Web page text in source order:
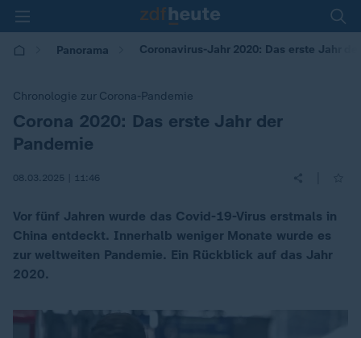
Panorama Coronavirus-Jahr 2020: Das erste Jahr
Chronologie zur Corona-Pandemie
:
Corona 2020: Das erste Jahr der
Pandemie
08.03.2025 | 11:46
Vor fünf Jahren wurde das Covid-19-Virus erstmals in
China entdeckt. Innerhalb weniger Monate wurde es
zur weltweiten Pandemie. Ein Rückblick auf das Jahr
2020.